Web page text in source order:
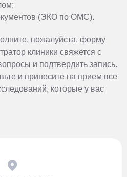
(ЭКО по ОМС).
пожалуйста, форму
клиники свяжется с
и подтвердить запись.
и принесите на прием все
которые у вас